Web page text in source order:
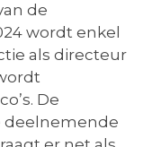
de
wordt enkel
als directeur
De
deelnemende